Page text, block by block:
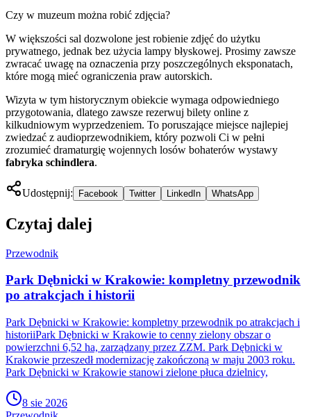
Czy w muzeum można robić zdjęcia?
W większości sal dozwolone jest robienie zdjęć do użytku
prywatnego, jednak bez użycia lampy błyskowej. Prosimy zawsze
zwracać uwagę na oznaczenia przy poszczególnych eksponatach,
które mogą mieć ograniczenia praw autorskich.
Wizyta w tym historycznym obiekcie wymaga odpowiedniego
przygotowania, dlatego zawsze rezerwuj bilety online z
kilkudniowym wyprzedzeniem. To poruszające miejsce najlepiej
zwiedzać z audioprzewodnikiem, który pozwoli Ci w pełni
zrozumieć dramaturgię wojennych losów bohaterów wystawy
fabryka schindlera.
Udostępnij: Facebook Twitter LinkedIn WhatsApp
Czytaj dalej
Przewodnik
Park Dębnicki w Krakowie: kompletny przewodnik
po atrakcjach i historii
Park Dębnicki w Krakowie: kompletny przewodnik po atrakcjach i
historiiPark Dębnicki w Krakowie to cenny zielony obszar o
powierzchni 6,52 ha, zarządzany przez ZZM. Park Dębnicki w
Krakowie przeszedł modernizację zakończoną w maju 2003 roku.
Park Dębnicki w Krakowie stanowi zielone płuca dzielnicy,
8 sie 2026